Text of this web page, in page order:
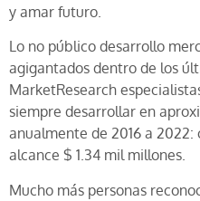
y amar futuro.
Lo no público desarrollo
agigantados dentro de los
MarketResearch
siempre desarrollar en
anualmente de 2016 a 2022:
alcance $ 1.34 mil millones.
Mucho más personas